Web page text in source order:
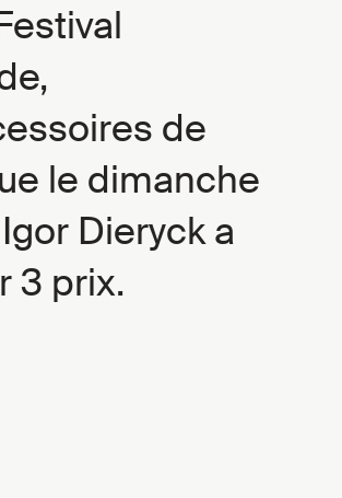
de
le dimanche
Dieryck a
3 prix.